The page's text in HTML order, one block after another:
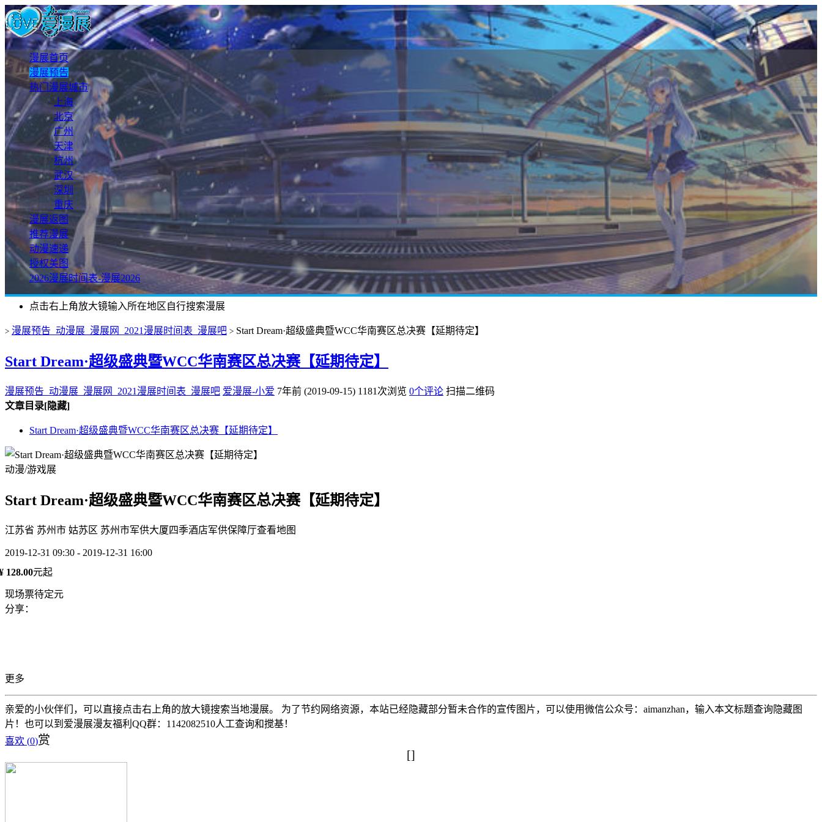
漫展首页
漫展预告
热门漫展城市
上海
北京
广州
天津
杭州
武汉
深圳
重庆
漫展返图
推荐漫展
动漫速递
授权美图
2026漫展时间表-漫展2026
点击右上角放大镜输入所在地区自行搜索漫展
> 漫展预告_动漫展_漫展网_2021漫展时间表_漫展吧 > Start Dream·超级盛典暨WCC华南赛区总决赛【延期待定】
Start Dream·超级盛典暨WCC华南赛区总决赛【延期待定】
漫展预告_动漫展_漫展网_2021漫展时间表_漫展吧 爱漫展-小爱 7年前 (2019-09-15) 1181次浏览 0个评论 扫描二维码
文章目录[隐藏]
Start Dream·超级盛典暨WCC华南赛区总决赛【延期待定】
动漫/游戏展
Start Dream·超级盛典暨WCC华南赛区总决赛【延期待定】
江苏省 苏州市 姑苏区 苏州市军供大厦四季酒店军供保障厅查看地图
2019-12-31 09:30 - 2019-12-31 16:00
128.00元起
现场票待定元
分享：
更多
亲爱的小伙伴们，可以直接点击右上角的放大镜搜索当地漫展。 为了节约网络资源，本站已经隐藏部分暂未合作的宣传图片，可以使用微信公众号：aimanzhan，输入本文标题查询隐藏图
片！也可以到爱漫展漫友福利QQ群：1142082510人工查询和搅基！
喜欢 (0)赏
[]